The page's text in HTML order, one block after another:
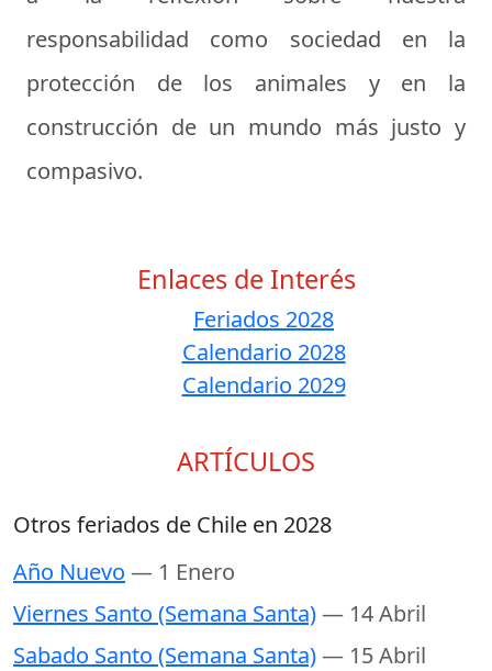
responsabilidad como sociedad en la
protección de los animales y en la
construcción de un mundo más justo y
compasivo.
Enlaces de Interés
Feriados 2028
Calendario 2028
Calendario 2029
ARTÍCULOS
Otros feriados de Chile en 2028
Año Nuevo — 1 Enero
Viernes Santo (Semana Santa)— 14 Abril
Sabado Santo (Semana Santa)— 15 Abril